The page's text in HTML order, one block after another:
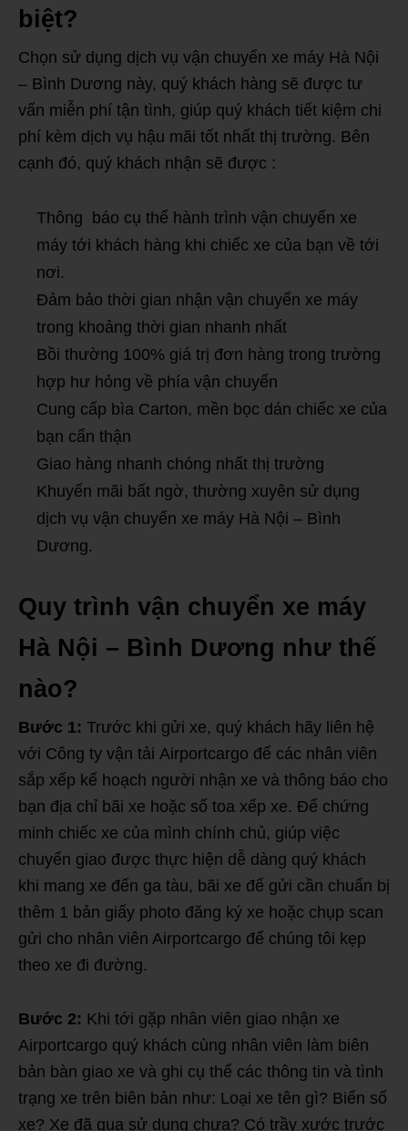
biệt?
Chọn sử dụng dịch vụ vận chuyển xe máy Hà Nội
– Bình Dương này, quý khách hàng sẽ được tư
vấn miễn phí tận tình, giúp quý khách tiết kiệm chi
phí kèm dịch vụ hậu mãi tốt nhất thị trường. Bên
cạnh đó, quý khách nhận sẽ được :
Thông báo cụ thể hành trình vận chuyển xe
máy tới khách hàng khi chiếc xe của bạn về tới
nơi.
Đảm bảo thời gian nhận vận chuyển xe máy
trong khoảng thời gian nhanh nhất
Bồi thường 100% giá trị đơn hàng trong trường
hợp hư hỏng về phía vận chuyển
Cung cấp bìa Carton, mền bọc dán chiếc xe của
bạn cẩn thận
Giao hàng nhanh chóng nhất thị trường
Khuyến mãi bất ngờ, thường xuyên sử dụng
dịch vụ vận chuyển xe máy Hà Nội – Bình
Dương.
Quy trình vận chuyển xe máy
Hà Nội – Bình Dương như thế
nào?
Bước 1: Trước khi gửi xe, quý khách hãy liên hệ
với Công ty vận tải Airportcargo để các nhân viên
sắp xếp kế hoạch người nhận xe và thông báo cho
bạn địa chỉ bãi xe hoặc số toa xếp xe. Để chứng
minh chiếc xe của mình chính chủ, giúp việc
chuyển giao được thực hiện dễ dàng quý khách
khi mang xe đến ga tàu, bãi xe để gửi cần chuẩn bị
thêm 1 bản giấy photo đăng ký xe hoặc chụp scan
gửi cho nhân viên Airportcargo để chúng tôi kẹp
theo xe đi đường.
Bước 2: Khi tới gặp nhân viên giao nhận xe
Airportcargo quý khách cùng nhân viên làm biên
bản bàn giao xe và ghi cụ thể các thông tin và tình
trạng xe trên biên bản như: Loại xe tên gì? Biển số
xe? Xe đã qua sử dụng chưa? Có trầy xước trước